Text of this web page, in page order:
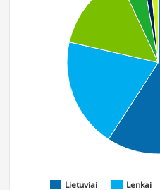
Lietuviai Lenkai